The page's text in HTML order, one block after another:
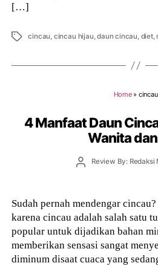
[…]
Tags cincau, cincau hijau,daun cincau, diet,
Home» cincau
4 Manfaat Daun
Wanita
PostReview By: Redaksi
Sudah pernah mendengar
karena cincau adalah salah satu
popular untuk dijadikan bahan
memberikan sensasi sangat
diminum disaat cuaca yang